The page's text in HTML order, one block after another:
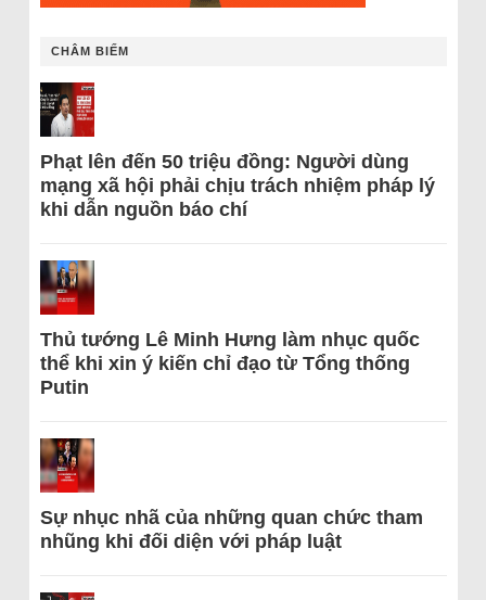
CHÂM BIẾM
Phạt lên đến 50 triệu đồng: Người dùng
mạng xã hội phải chịu trách nhiệm pháp lý
khi dẫn nguồn báo chí
Thủ tướng Lê Minh Hưng làm nhục quốc
thể khi xin ý kiến chỉ đạo từ Tổng thống
Putin
Sự nhục nhã của những quan chức tham
nhũng khi đối diện với pháp luật